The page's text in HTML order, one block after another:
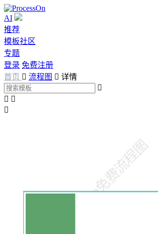
AI
推荐
模板社区
专题
登录 免费注册
首页  流程图  详情

 
